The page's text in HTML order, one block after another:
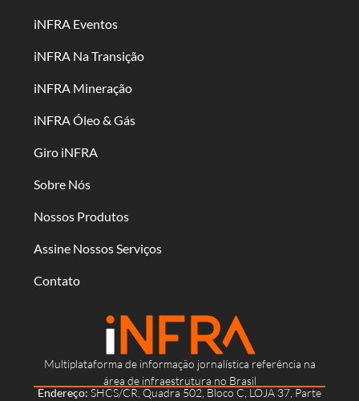
Multiplataforma de informação jornalística referência na
área de infraestrutura no Brasil
Endereço: SHCS/CR, Quadra 502, Bloco C, LOJA 37, Parte
iNFRA Eventos
iNFRA Na Transição
iNFRA Mineração
iNFRA Óleo & Gás
Giro iNFRA
Sobre Nós
Nossos Produtos
Assine Nossos Serviços
Contato